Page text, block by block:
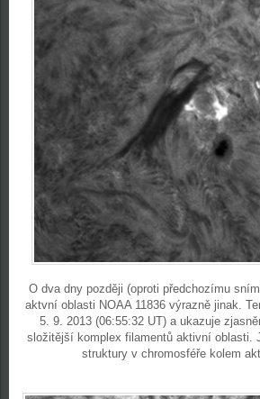
O dva dny později (oproti předchozímu
aktvní oblasti NOAA 11836 výrazně jinak.
5. 9. 2013 (06:55:32 UT) a ukazuje
složitější komplex filamentů aktivní oblasti.
struktury v chromosféře kolem